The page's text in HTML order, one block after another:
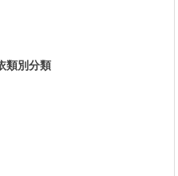
類別分類